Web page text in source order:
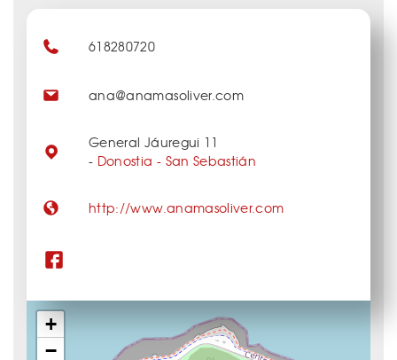
+
−
618280720
ana@anamasoliver.com
General Jáuregui 11
- Donostia - San Sebastián
http://www.anamasoliver.com